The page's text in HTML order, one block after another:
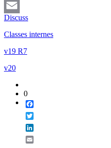
LinkedIn
Email
Discuss
Classes internes
v19 R7
v20
0